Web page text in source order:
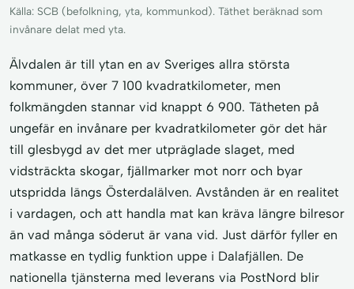
Källa: SCB (befolkning, yta, kommunkod). Täthet beräknad som
invånare delat med yta.
Älvdalen är till ytan en av Sveriges allra största
kommuner, över 7 100 kvadratkilometer, men
folkmängden stannar vid knappt 6 900. Tätheten på
ungefär en invånare per kvadratkilometer gör det här
till glesbygd av det mer utpräglade slaget, med
vidsträckta skogar, fjällmarker mot norr och byar
utspridda längs Österdalälven. Avstånden är en realitet
i vardagen, och att handla mat kan kräva längre bilresor
än vad många söderut är vana vid. Just därför fyller en
matkasse en tydlig funktion uppe i Dalafjällen. De
nationella tjänsterna med leverans via PostNord blir